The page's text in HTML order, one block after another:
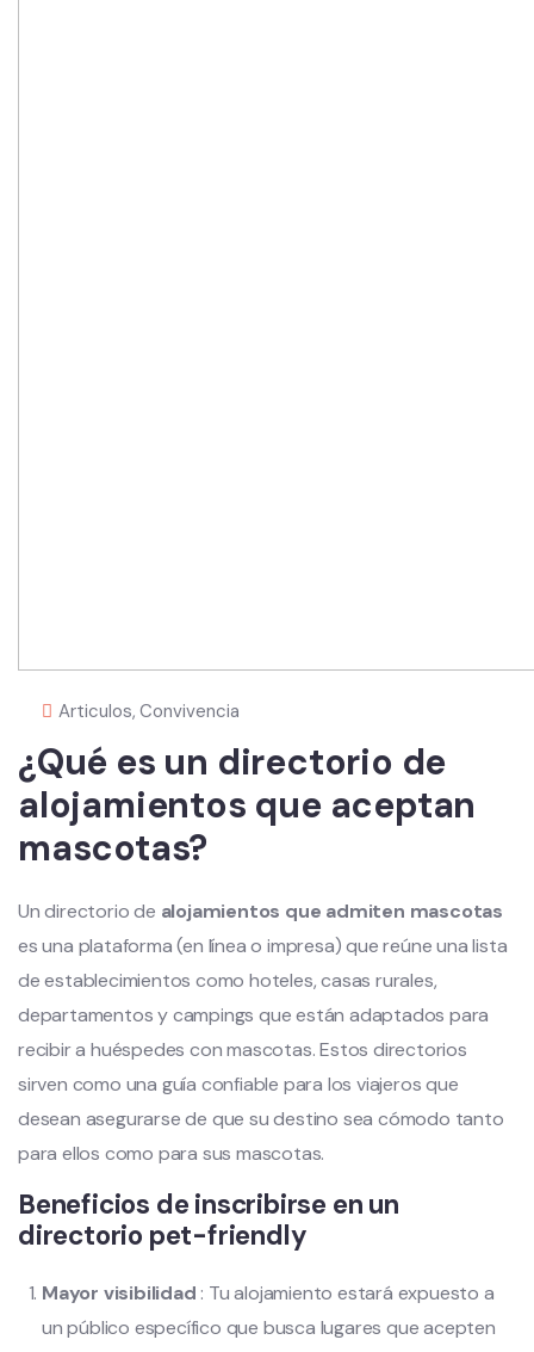
Articulos,Convivencia
¿Qué es un directorio de
alojamientos que aceptan
mascotas?
Un directorio de alojamientos que admiten mascotas
es una plataforma (en línea o impresa) que reúne una lista
de establecimientos como hoteles, casas rurales,
departamentos y campings que están adaptados para
recibir a huéspedes con mascotas. Estos directorios
sirven como una guía confiable para los viajeros que
desean asegurarse de que su destino sea cómodo tanto
para ellos como para sus mascotas.
Beneficios de inscribirse en un
directorio pet-friendly
Mayor visibilidad : Tu alojamiento estará expuesto a
un público específico que busca lugares que acepten